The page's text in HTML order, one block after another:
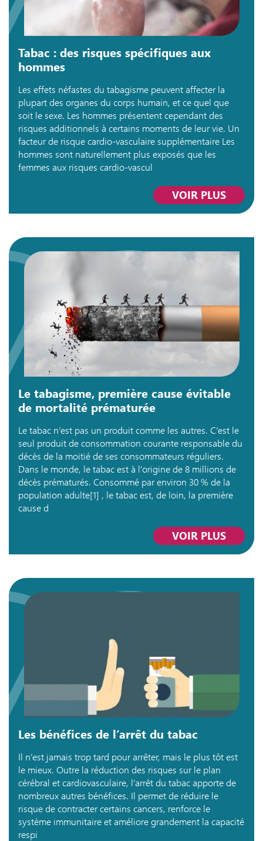
Tabac : des risques spécifiques aux
hommes
Les effets néfastes du tabagisme peuvent affecter la
plupart des organes du corps humain, et ce quel que
soit le sexe. Les hommes présentent cependant des
risques additionnels à certains moments de leur vie. Un
facteur de risque cardio-vasculaire supplémentaire Les
hommes sont naturellement plus exposés que les
femmes aux risques cardio-vascul
VOIR PLUS
Le tabagisme, première cause évitable
de mortalité prématurée
Le tabac n’est pas un produit comme les autres. C’est le
seul produit de consommation courante responsable du
décès de la moitié de ses consommateurs réguliers.
Dans le monde, le tabac est à l’origine de 8 millions de
décès prématurés. Consommé par environ 30 % de la
population adulte[1] , le tabac est, de loin, la première
cause d
VOIR PLUS
Les bénéfices de l’arrêt du tabac
Il n’est jamais trop tard pour arrêter, mais le plus tôt est
le mieux. Outre la réduction des risques sur le plan
cérébral et cardiovasculaire, l’arrêt du tabac apporte de
nombreux autres bénéfices. Il permet de réduire le
risque de contracter certains cancers, renforce le
système immunitaire et améliore grandement la capacité
respi